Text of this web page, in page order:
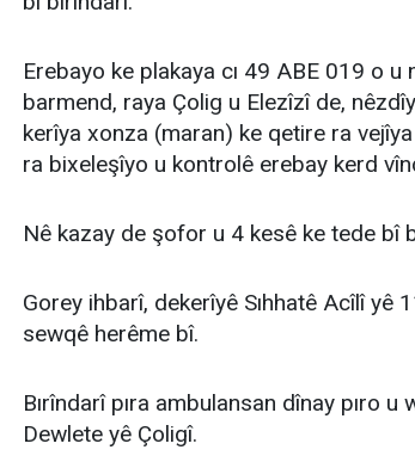
Erebayo ke plakaya cı 49 ABE 019 o u
barmend, raya Çolig u Elezîzî de,
kerîya xonza (maran) ke qetire ra
ra bixeleşîyo u kontrolê erebay kerd
Nê kazay de şofor u 4 kesê ke tede bî
Gorey ihbarî, dekerîyê Sıhhatê Acîlî yê
sewqê herême bî.
Bırîndarî pıra ambulansan dînay pıro
Dewlete yê Çoligî.